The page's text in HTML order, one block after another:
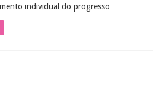
individual do progresso …